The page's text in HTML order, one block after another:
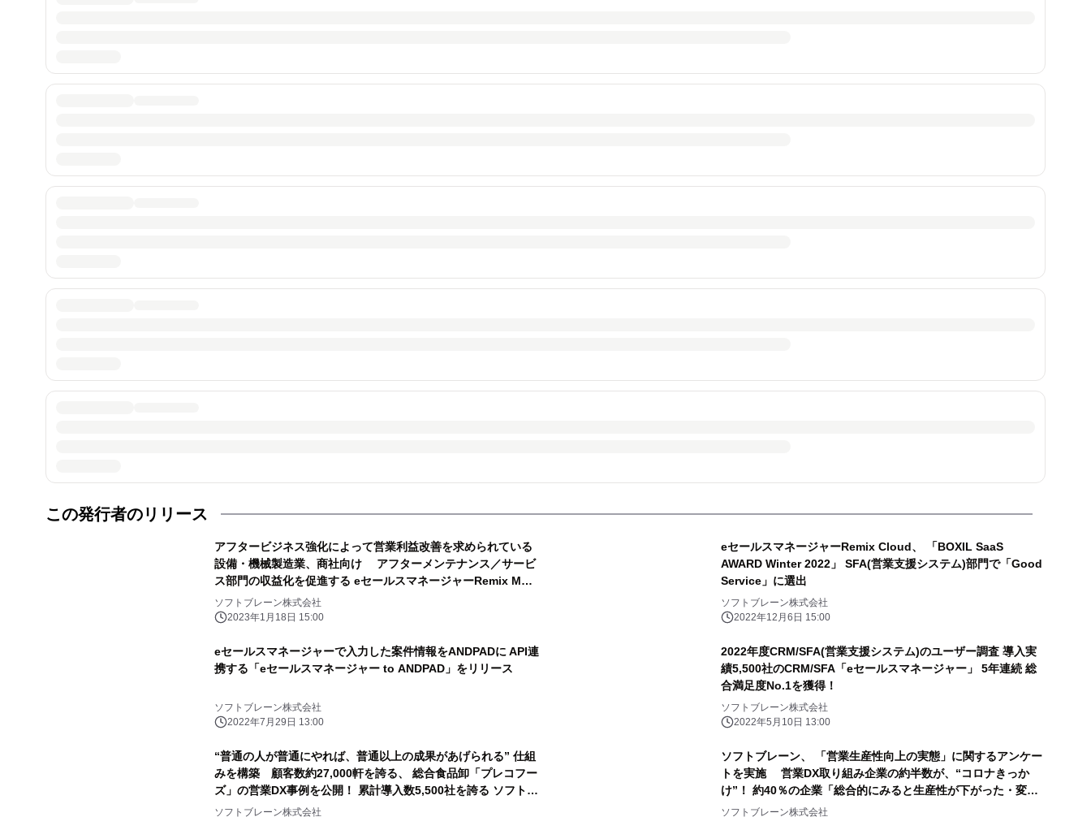
この発行者のリリース
アフタービジネス強化によって営業利益改善を求められている
設備・機械製造業、商社向け アフターメンテナンス／サービ
ス部門の収益化を促進する eセールスマネージャーRemix MS
サービスエディション提供開始
ソフトブレーン株式会社
2023年1月18日 15:00
eセールスマネージャーRemix Cloud、 「BOXIL SaaS
AWARD Winter 2022」 SFA(営業支援システム)部門で「Good
Service」に選出
ソフトブレーン株式会社
2022年12月6日 15:00
eセールスマネージャーで入力した案件情報をANDPADに API連
携する「eセールスマネージャー to ANDPAD」をリリース
ソフトブレーン株式会社
2022年7月29日 13:00
2022年度CRM/SFA(営業支援システム)のユーザー調査 導入実
績5,500社のCRM/SFA「eセールスマネージャー」 5年連続 総
合満足度No.1を獲得！
ソフトブレーン株式会社
2022年5月10日 13:00
“普通の人が普通にやれば、普通以上の成果があげられる” 仕組
みを構築 顧客数約27,000軒を誇る、 総合食品卸「プレコフー
ズ」の営業DX事例を公開！ 累計導入数5,500社を誇る ソフトブ
レーン「eセールスマネージャー」が支援
ソフトブレーン株式会社
ソフトブレーン、 「営業生産性向上の実態」に関するアンケー
トを実施 営業DX取り組み企業の約半数が、“コロナきっか
け”！ 約40％の企業「総合的にみると生産性が下がった・変化
なし」
ソフトブレーン株式会社